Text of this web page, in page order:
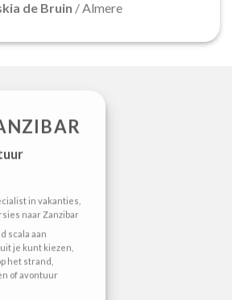
de Bruin /Almere
in vakanties,
naar Zanzibar
scala aan
je kunt kiezen,
het strand,
of avontuur